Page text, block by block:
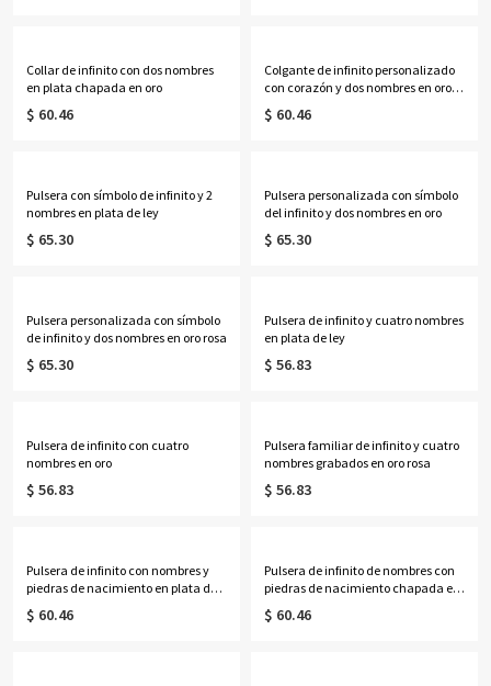
Collar de infinito con dos nombres
en plata chapada en oro
$ 60.46
Colgante de infinito personalizado
con corazón y dos nombres en oro
rosa
$ 60.46
Pulsera con símbolo de infinito y 2
nombres en plata de ley
$ 65.30
Pulsera personalizada con símbolo
del infinito y dos nombres en oro
$ 65.30
Pulsera personalizada con símbolo
de infinito y dos nombres en oro rosa
$ 65.30
Pulsera de infinito y cuatro nombres
en plata de ley
$ 56.83
Pulsera de infinito con cuatro
nombres en oro
$ 56.83
Pulsera familiar de infinito y cuatro
nombres grabados en oro rosa
$ 56.83
Pulsera de infinito con nombres y
piedras de nacimiento en plata de
ley
$ 60.46
Pulsera de infinito de nombres con
piedras de nacimiento chapada en
oro de 18 quilates
$ 60.46